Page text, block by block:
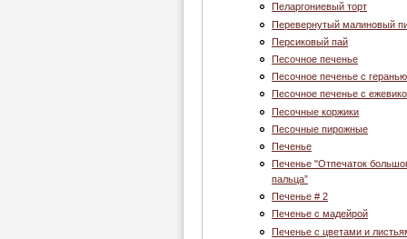
Пеларгониевый торт
Перевернутый малиновый
Персиковый пай
Песочное печенье
Песочное печенье с геранью
Песочное печенье с
Песочные коржики
Песочные пирожные
Печенье
Печенье "Отпечаток
пальца”
Печенье # 2
Печенье c мадейрой
Печенье с цветами и